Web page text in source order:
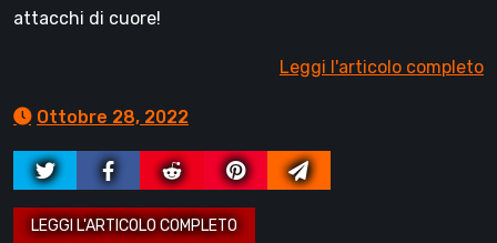
attacchi di cuore!
Leggi l'articolo completo
Ottobre 28, 2022